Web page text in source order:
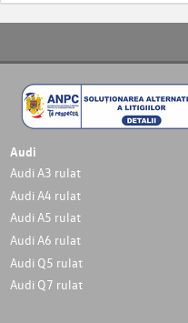
Audi
Audi A3 rulat
Audi A4 rulat
Audi A5 rulat
Audi A6 rulat
Audi Q5 rulat
Audi Q7 rulat